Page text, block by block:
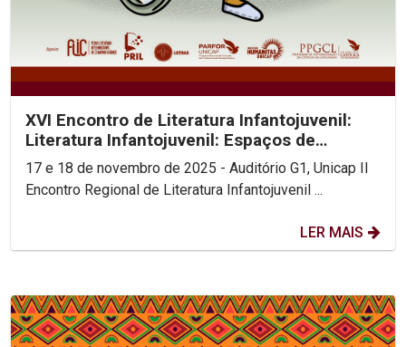
XVI Encontro de Literatura Infantojuvenil:
Literatura Infantojuvenil: Espaços de
Inclusão
17 e 18 de novembro de 2025 - Auditório G1, Unicap II
Encontro Regional de Literatura Infantojuvenil ...
LER MAIS